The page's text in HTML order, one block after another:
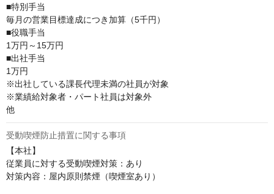
■特別手当
毎月の営業目標達成につき加算（5千円）
■役職手当
1万円～15万円
■出社手当
1万円
※出社している課長代理未満の社員が対象
※業績給対象者・パート社員は対象外
他
受動喫煙防止措置に関する事項
【本社】
従業員に対する受動喫煙対策：あり
対策内容：屋内原則禁煙（喫煙室あり）